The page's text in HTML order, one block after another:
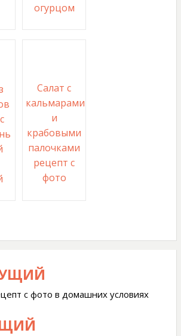
огурцом
Салат с
кальмарами
и
крабовыми
палочками
рецепт с
фото
с фото в домашних условиях